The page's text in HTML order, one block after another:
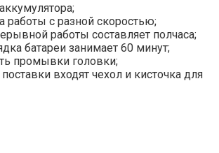
с разной скоростью;
работы составляет полчаса;
батареи занимает 60 минут;
промывки головки;
входят чехол и кисточка для